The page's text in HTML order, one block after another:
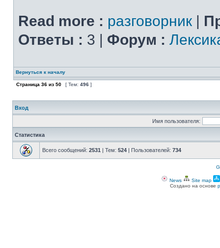
Read more : разговорник |
Ответы : 3 | Форум :
Вернуться к началу
Страница 36 из 50 [ Тем: 496 ]
Вход
Имя пользователя:
Статистика
Всего сообщений: 2531 | Тем: 524 | Пользователей: 734
News Site map
Создано на основе